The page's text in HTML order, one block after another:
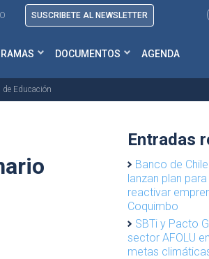
SUSCRIBETE AL NEWSLETTER
DOCUMENTOS AGENDA
de Educación
Entradas
Banco de
lanzan plan
reactivar
Coquimbo
SBTi y Pacto
sector AFOLU
metas